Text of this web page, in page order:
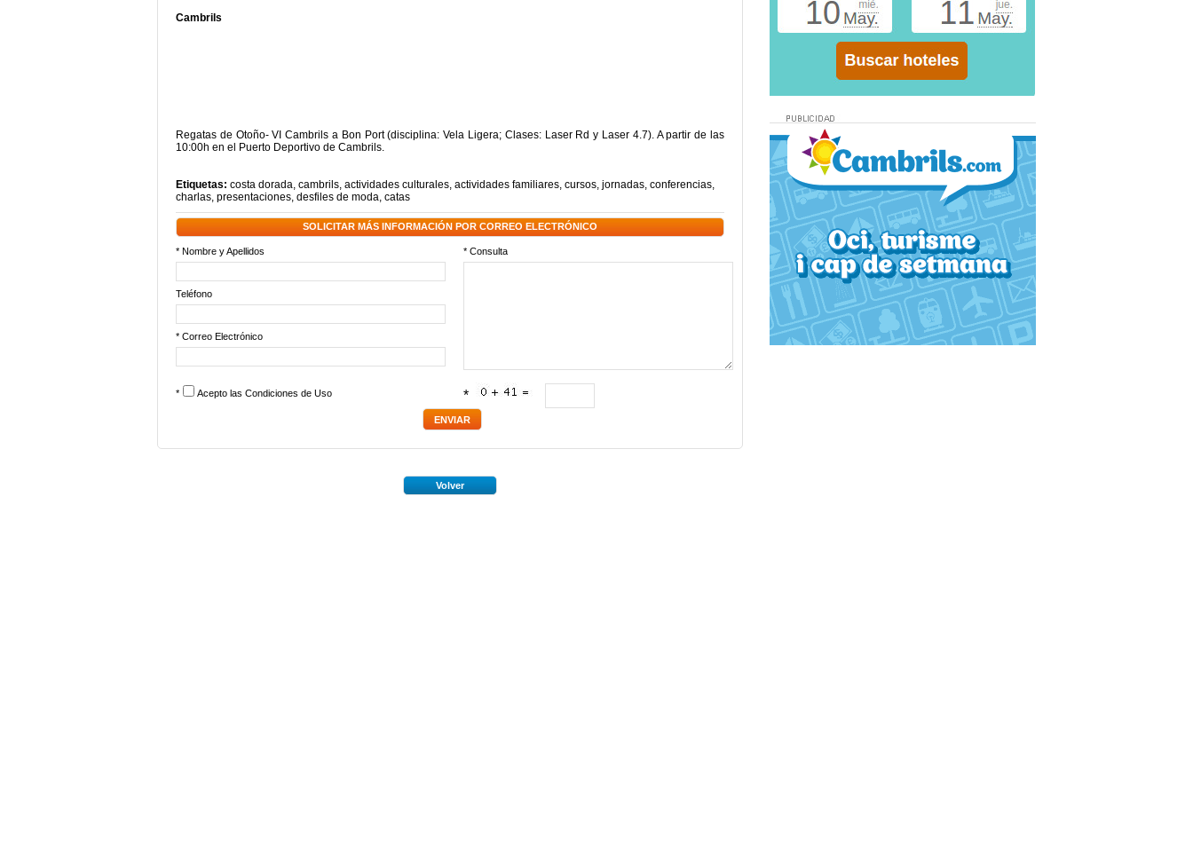
Cambrils
Regatas de Otoño- VI Cambrils a Bon Port (disciplina: Vela Ligera; Clases: Laser Rd y Laser 4.7). A partir de las
10:00h en el Puerto Deportivo de Cambrils.
Etiquetas: costa dorada, cambrils, actividades culturales, actividades familiares, cursos, jornadas, conferencias,
charlas, presentaciones, desfiles de moda, catas
SOLICITAR MÁS INFORMACIÓN POR CORREO ELECTRÓNICO
* Nombre y Apellidos * Consulta
Teléfono
* Correo Electrónico
* Acepto las Condiciones de Uso *
Volver